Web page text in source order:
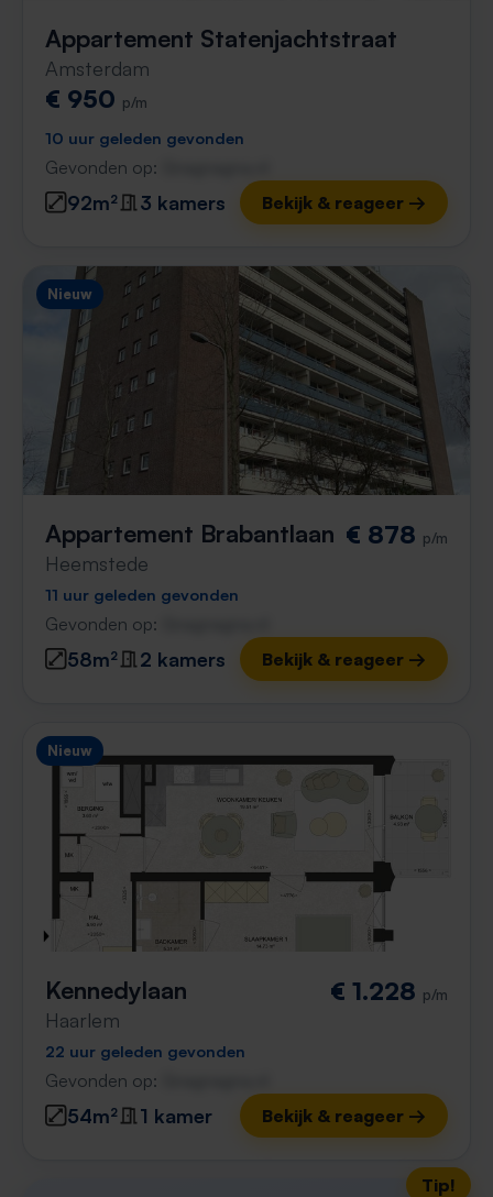
Appartement Statenjachtstraat
Amsterdam
€ 950 p/m
10 uur geleden gevonden
Gevonden op:
92m² 3 kamers Bekijk & reageer →
Nieuw
Appartement Brabantlaan
Heemstede
€ 878 p/m
11 uur geleden gevonden
Gevonden op:
58m² 2 kamers Bekijk & reageer →
Nieuw
Kennedylaan
Haarlem
€ 1.228 p/m
22 uur geleden gevonden
Gevonden op:
54m² 1 kamer Bekijk & reageer →
Tip!